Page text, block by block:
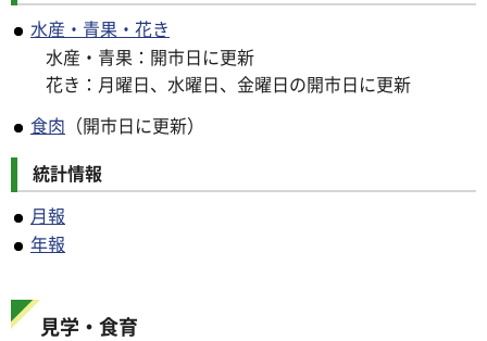
水産・青果・花き
水産・青果：開市日に更新
花き：月曜日、水曜日、金曜日の開市日に更新
食肉 （開市日に更新）
統計情報
月報
年報
見学・食育